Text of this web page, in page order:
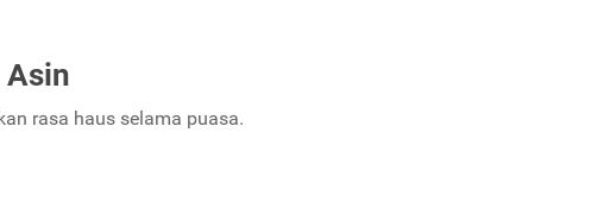
Asin
rasa haus selama puasa.